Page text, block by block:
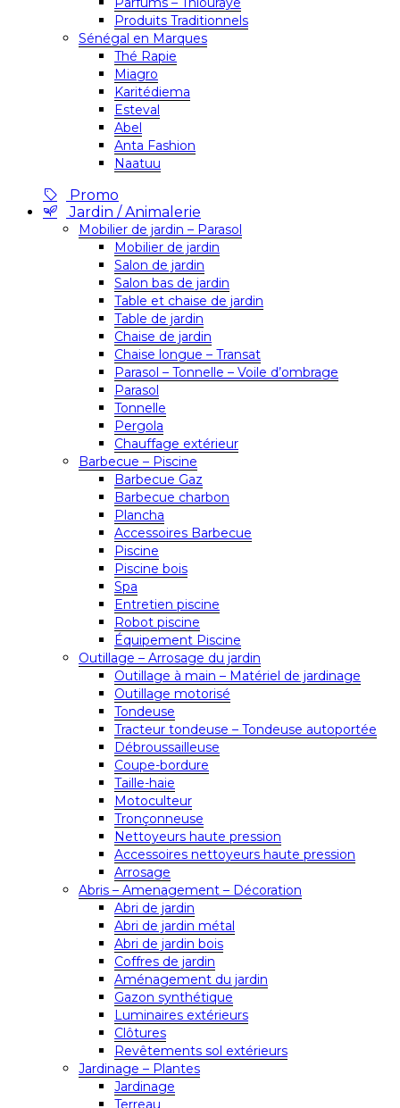
Produits Traditionnels
Sénégal en Marques
Thé Rapie
Miagro
Karitédiema
Esteval
Abel
Anta Fashion
Naatuu
Promo
Jardin / Animalerie
Mobilier de jardin – Parasol
Mobilier de jardin
Salon de jardin
Salon bas de jardin
Table et chaise de jardin
Table de jardin
Chaise de jardin
Chaise longue – Transat
Parasol – Tonnelle – Voile d’ombrage
Parasol
Tonnelle
Pergola
Chauffage extérieur
Barbecue – Piscine
Barbecue Gaz
Barbecue charbon
Plancha
Accessoires Barbecue
Piscine
Piscine bois
Spa
Entretien piscine
Robot piscine
Équipement Piscine
Outillage – Arrosage du jardin
Outillage à main – Matériel de jardinage
Outillage motorisé
Tondeuse
Tracteur tondeuse – Tondeuse autoportée
Débroussailleuse
Coupe-bordure
Taille-haie
Motoculteur
Tronçonneuse
Nettoyeurs haute pression
Accessoires nettoyeurs haute pression
Arrosage
Abris – Amenagement – Décoration
Abri de jardin
Abri de jardin métal
Abri de jardin bois
Coffres de jardin
Aménagement du jardin
Gazon synthétique
Luminaires extérieurs
Clôtures
Revêtements sol extérieurs
Jardinage – Plantes
Jardinage
Terreau